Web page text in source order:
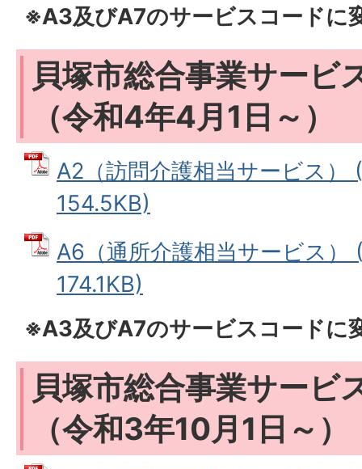
※A3及びA7のサービスコードに
貝塚市総合事業サービ
（令和4年4月1日～）
A2（訪問介護相当サービス）
154.5KB)
A6（通所介護相当サービス）
174.1KB)
※A3及びA7のサービスコードに
貝塚市総合事業サービ
（令和3年10月1日～）